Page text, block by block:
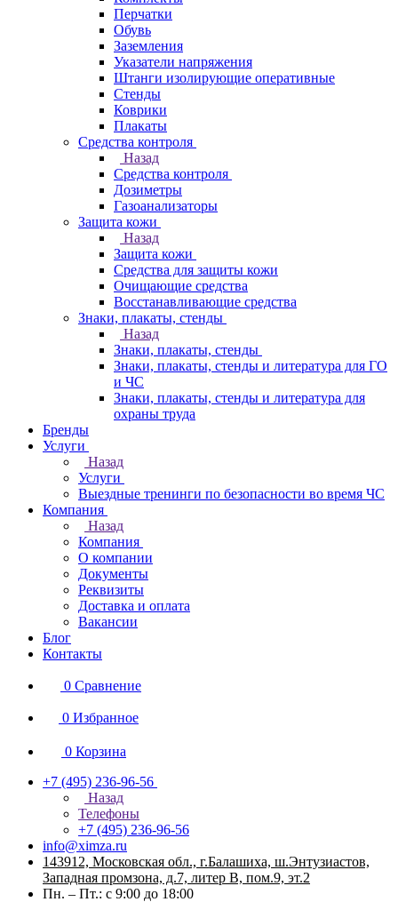
Перчатки
Обувь
Заземления
Указатели напряжения
Штанги изолирующие оперативные
Стенды
Коврики
Плакаты
Средства контроля
Назад
Средства контроля
Дозиметры
Газоанализаторы
Защита кожи
Назад
Защита кожи
Средства для защиты кожи
Очищающие средства
Восстанавливающие средства
Знаки, плакаты, стенды
Назад
Знаки, плакаты, стенды
Знаки, плакаты, стенды и литература для ГО
и ЧС
Знаки, плакаты, стенды и литература для
охраны труда
Бренды
Услуги
Назад
Услуги
Выездные тренинги по безопасности во время ЧС
Компания
Назад
Компания
О компании
Документы
Реквизиты
Доставка и оплата
Вакансии
Блог
Контакты
0 Сравнение
0 Избранное
0 Корзина
+7 (495) 236-96-56
Назад
Телефоны
+7 (495) 236-96-56
info@ximza.ru
143912, Московская обл., г.Балашиха, ш.Энтузиастов,
Западная промзона, д.7, литер В, пом.9, эт.2
Пн. – Пт.: с 9:00 до 18:00